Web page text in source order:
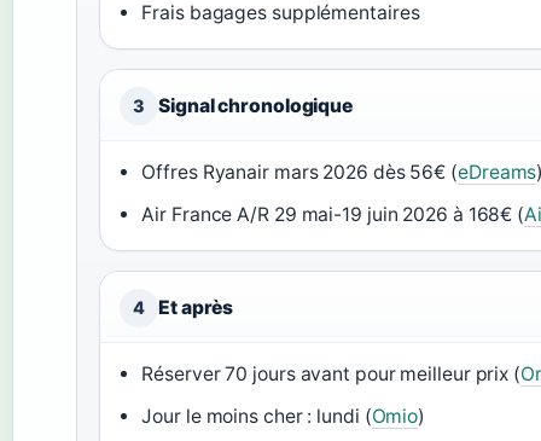
Frais bagages supplémentaires
3 Signal chronologique
Offres Ryanair mars 2026 dès 56€ (eDreams
Air France A/R 29 mai-19 juin 2026 à 168€ (
4 Et après
Réserver 70 jours avant pour meilleur prix (
Jour le moins cher : lundi (Omio)